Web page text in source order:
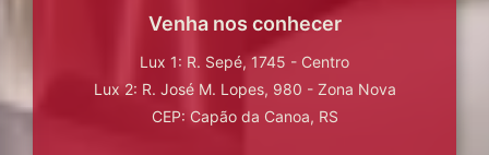
Venha nos conhecer
Lux 1: R. Sepé, 1745 - Centro
Lux 2: R. José M. Lopes, 980 - Zona Nova
CEP: Capão da Canoa, RS